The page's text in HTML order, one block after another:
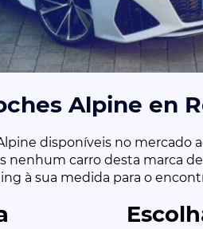
Alpine en
disponíveis no mercado
nenhum carro desta marca
à sua medida para o